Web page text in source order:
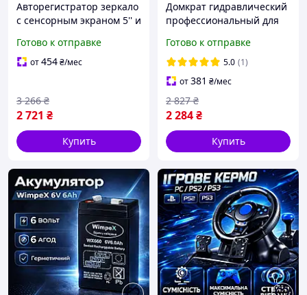
Авторегистратор зеркало
с сенсорным экраном 5'' и
Видеорегистратор с GPS-
навигатором и WiFi для
Готово к отправке
от454₴/мес
2 721 ₴
3 266 ₴
Купить
Домкрат гидравлический
профессиональный для
Домкраты подкатные
низкопрофильные с
колесами для гаража
Готово к отправке
5.0 (1)
от381 ₴/мес
2 284₴
2 827 ₴
Купить